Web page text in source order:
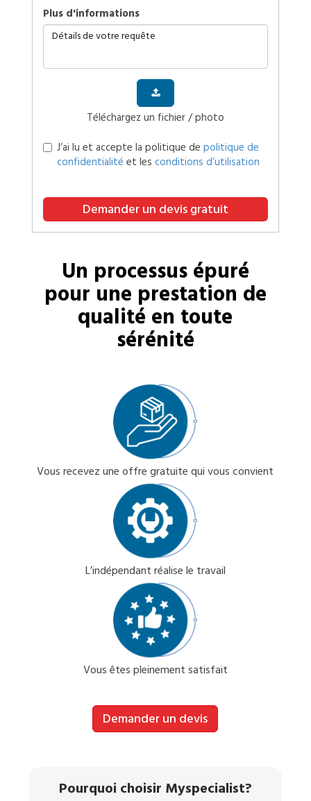
plus d'informations
Téléchargez un fichier / photo
J’ai lu et accepte la politique de politique de
confidentialité et les conditions d’utilisation
Demander un devis gratuit
Un processus épuré
pour une prestation de
qualité en toute
sérénité
Vous recevez une offre gratuite qui vous convient
L’indépendant réalise le travail
Vous êtes pleinement satisfait
Demander un devis
Pourquoi choisir Myspecialist?